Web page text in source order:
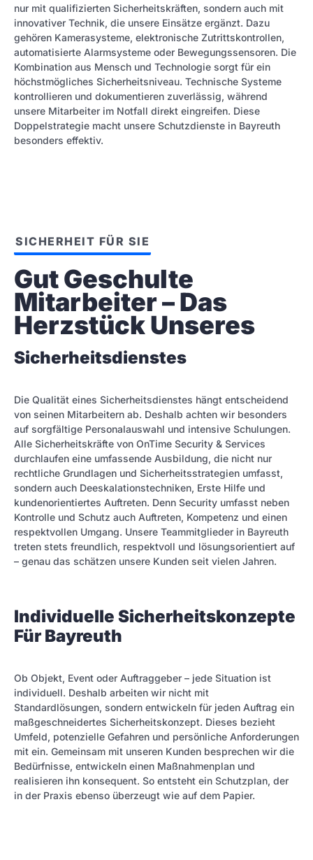
nur mit qualifizierten Sicherheitskräften, sondern auch mit
innovativer Technik, die unsere Einsätze ergänzt. Dazu
gehören Kamerasysteme, elektronische Zutrittskontrollen,
automatisierte Alarmsysteme oder Bewegungssensoren. Die
Kombination aus Mensch und Technologie sorgt für ein
höchstmögliches Sicherheitsniveau. Technische Systeme
kontrollieren und dokumentieren zuverlässig, während
unsere Mitarbeiter im Notfall direkt eingreifen. Diese
Doppelstrategie macht unsere Schutzdienste in Bayreuth
besonders effektiv.
SICHERHEIT FÜR SIE
Gut Geschulte
Mitarbeiter – Das
Herzstück Unseres
Sicherheitsdienstes
Die Qualität eines Sicherheitsdienstes hängt entscheidend
von seinen Mitarbeitern ab. Deshalb achten wir besonders
auf sorgfältige Personalauswahl und intensive Schulungen.
Alle Sicherheitskräfte von OnTime Security & Services
durchlaufen eine umfassende Ausbildung, die nicht nur
rechtliche Grundlagen und Sicherheitsstrategien umfasst,
sondern auch Deeskalationstechniken, Erste Hilfe und
kundenorientiertes Auftreten. Denn Security umfasst neben
Kontrolle und Schutz auch Auftreten, Kompetenz und einen
respektvollen Umgang. Unsere Teammitglieder in Bayreuth
treten stets freundlich, respektvoll und lösungsorientiert auf
– genau das schätzen unsere Kunden seit vielen Jahren.
Individuelle Sicherheitskonzepte
Für Bayreuth
Ob Objekt, Event oder Auftraggeber – jede Situation ist
individuell. Deshalb arbeiten wir nicht mit
Standardlösungen, sondern entwickeln für jeden Auftrag ein
maßgeschneidertes Sicherheitskonzept. Dieses bezieht
Umfeld, potenzielle Gefahren und persönliche Anforderungen
mit ein. Gemeinsam mit unseren Kunden besprechen wir die
Bedürfnisse, entwickeln einen Maßnahmenplan und
realisieren ihn konsequent. So entsteht ein Schutzplan, der
in der Praxis ebenso überzeugt wie auf dem Papier.